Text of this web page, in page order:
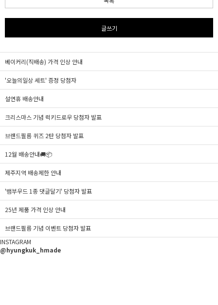
글쓰기
베이커리(직배송) 가격 인상 안내
'오늘의일상 세트' 증정 당첨자
설연휴 배송안내
크리스마스 기념 럭키드로우 당첨자 발표
브랜드필름 퀴즈 2탄 당첨자 발표
12월 배송안내🚚📦
제주지역 배송제한 안내
'뱀부우드 1종 댓글달기' 당첨자 발표
25년 제품 가격 인상 안내
브랜드필름 기념 이벤트 당첨자 발표
INSTAGRAM
@hyungkuk_hmade